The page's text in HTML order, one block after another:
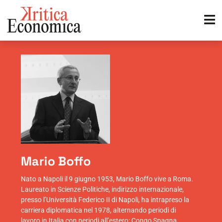
Mario Boffo
Nato a Napoli il 9 giugno 1953, Mario Boffo vive a Roma.
Laureato in Scienze Politiche, indirizzo internazionale,
presso l’Università Federico II di Napoli, ha intrapreso la
carriera diplomatica nel 1978, alternando periodi di